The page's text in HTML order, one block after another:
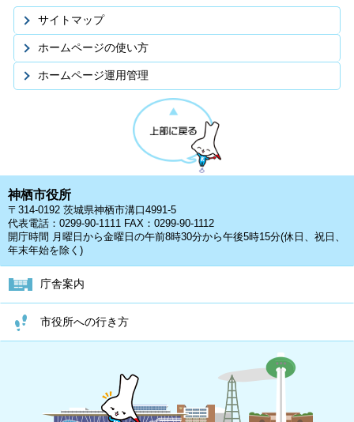
サイトマップ
ホームページの使い方
ホームページ運用管理
神栖市役所
〒314-0192 茨城県神栖市溝口4991-5
代表電話：0299-90-1111 FAX：0299-90-1112
開庁時間 月曜日から金曜日の午前8時30分から午後5時15分(休日、祝日、
年末年始を除く)
庁舎案内
市役所への行き方